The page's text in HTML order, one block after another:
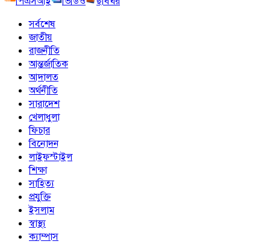
সর্বশেষ
জাতীয়
রাজনীতি
আন্তর্জাতিক
আদালত
অর্থনীতি
সারাদেশ
খেলাধুলা
ফিচার
বিনোদন
লাইফস্টাইল
শিক্ষা
সাহিত্য
প্রযুক্তি
ইসলাম
স্বাস্থ্য
ক্যাম্পাস